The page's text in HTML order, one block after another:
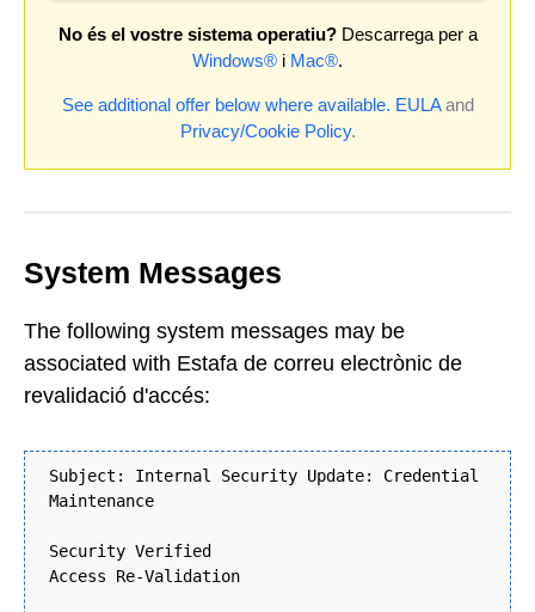
No és el vostre sistema operatiu?Descarrega per a
Windows® i Mac®.
See additional offer below where available. EULAand
Privacy/Cookie Policy.
System Messages
The following system messages may be
associated with Estafa de correu electrònic de
revalidació d'accés:
Subject: Internal Security Update: Credential
Maintenance
Security Verified
Access Re-Validation